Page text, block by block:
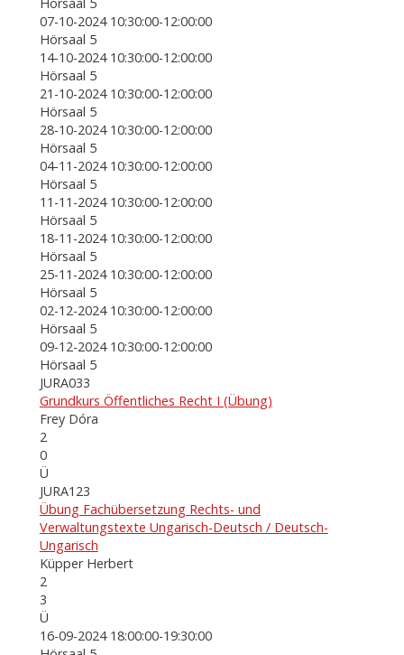
Hörsaal 5
07-10-2024 10:30:00-12:00:00
Hörsaal 5
14-10-2024 10:30:00-12:00:00
Hörsaal 5
21-10-2024 10:30:00-12:00:00
Hörsaal 5
28-10-2024 10:30:00-12:00:00
Hörsaal 5
04-11-2024 10:30:00-12:00:00
Hörsaal 5
11-11-2024 10:30:00-12:00:00
Hörsaal 5
18-11-2024 10:30:00-12:00:00
Hörsaal 5
25-11-2024 10:30:00-12:00:00
Hörsaal 5
02-12-2024 10:30:00-12:00:00
Hörsaal 5
09-12-2024 10:30:00-12:00:00
Hörsaal 5
JURA033
Grundkurs Öffentliches Recht I (Übung)
Frey Dóra
2
0
Ü
JURA123
Übung Fachübersetzung Rechts- und
Verwaltungstexte Ungarisch-Deutsch / Deutsch-
Ungarisch
Küpper Herbert
2
3
Ü
16-09-2024 18:00:00-19:30:00